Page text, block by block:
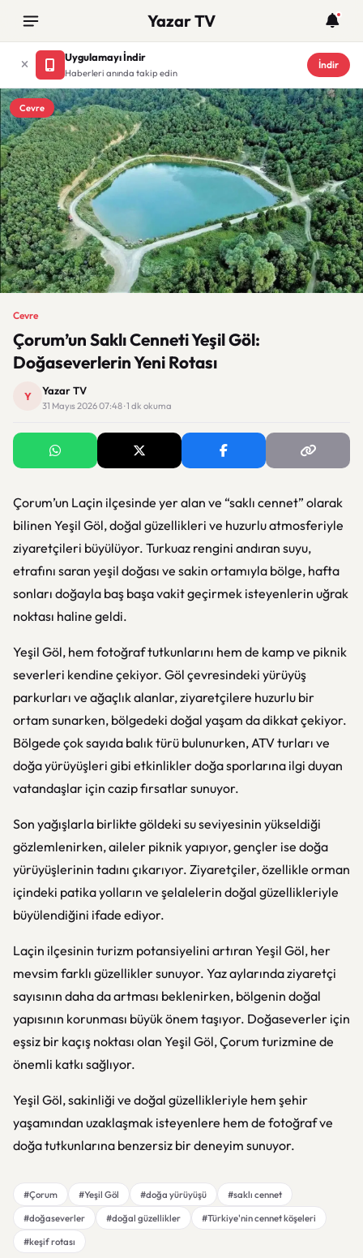
Yazar TV
Uygulamayı İndir
Haberleri anında takip edin
İndir
Cevre
Cevre
Çorum’un Saklı Cenneti Yeşil Göl:
Doğaseverlerin Yeni Rotası
Y Yazar TV
31 Mayıs 2026 07:48 · 1 dk okuma
Çorum’un Laçin ilçesinde yer alan ve “saklı cennet” olarak
bilinen Yeşil Göl, doğal güzellikleri ve huzurlu atmosferiyle
ziyaretçileri büyülüyor. Turkuaz rengini andıran suyu,
etrafını saran yeşil doğası ve sakin ortamıyla bölge, hafta
sonları doğayla baş başa vakit geçirmek isteyenlerin uğrak
noktası haline geldi.
Yeşil Göl, hem fotoğraf tutkunlarını hem de kamp ve piknik
severleri kendine çekiyor. Göl çevresindeki yürüyüş
parkurları ve ağaçlık alanlar, ziyaretçilere huzurlu bir
ortam sunarken, bölgedeki doğal yaşam da dikkat çekiyor.
Bölgede çok sayıda balık türü bulunurken, ATV turları ve
doğa yürüyüşleri gibi etkinlikler doğa sporlarına ilgi duyan
vatandaşlar için cazip fırsatlar sunuyor.
Son yağışlarla birlikte göldeki su seviyesinin yükseldiği
gözlemlenirken, aileler piknik yapıyor, gençler ise doğa
yürüyüşlerinin tadını çıkarıyor. Ziyaretçiler, özellikle orman
içindeki patika yolların ve şelalelerin doğal güzellikleriyle
büyülendiğini ifade ediyor.
Laçin ilçesinin turizm potansiyelini artıran Yeşil Göl, her
mevsim farklı güzellikler sunuyor. Yaz aylarında ziyaretçi
sayısının daha da artması beklenirken, bölgenin doğal
yapısının korunması büyük önem taşıyor. Doğaseverler için
eşsiz bir kaçış noktası olan Yeşil Göl, Çorum turizmine de
önemli katkı sağlıyor.
Yeşil Göl, sakinliği ve doğal güzellikleriyle hem şehir
yaşamından uzaklaşmak isteyenlere hem de fotoğraf ve
doğa tutkunlarına benzersiz bir deneyim sunuyor.
#Çorum #Yeşil Göl #doğa yürüyüşü
#saklı cennet
#doğaseverler
#doğal güzellikler
#Türkiye'nin cennet köşeleri
#keşif rotası